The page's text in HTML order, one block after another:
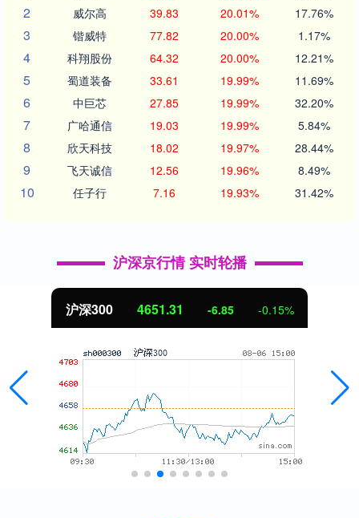
2 威尔高 39.83 20.01% 17.76%
3 锴威特 77.82 20.00% 1.17%
4 科翔股份 64.32 20.00% 12.21%
5 蜀道装备 33.61 19.99% 11.69%
6 中巨芯 27.85 19.99% 32.20%
7 广哈通信 19.03 19.99% 5.84%
8 欣天科技 18.02 19.97% 28.44%
9 飞天诚信 12.56 19.96% 8.49%
10 任子行 7.16 19.93% 31.42%
沪深京行情 实时轮播
沪深300 4651.31 -6.85 -0.15%